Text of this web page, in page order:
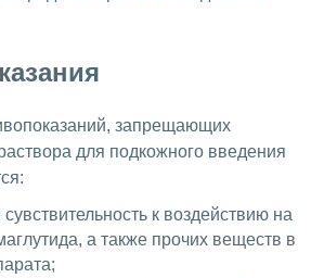
запрещающих
для подкожного введения
к воздействию на
а также прочих веществ в